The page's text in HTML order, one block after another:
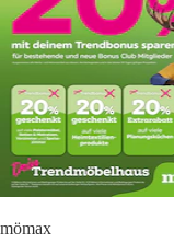
mömax